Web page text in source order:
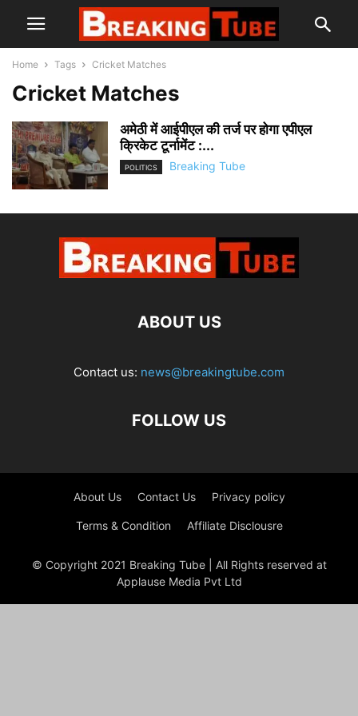
Home Tags Cricket Matches
Cricket Matches
अमेठी में आईपीएल की तर्ज पर होगा एपीएल
क्रिकेट टूर्नामेंट :...
POLITICS Breaking Tube
ABOUT US
Contact us: news@breakingtube.com
FOLLOW US
About Us Contact Us Privacy policy
Terms & Condition Affiliate Disclousre
© Copyright 2021 Breaking Tube | All Rights reserved at
Applause Media Pvt Ltd